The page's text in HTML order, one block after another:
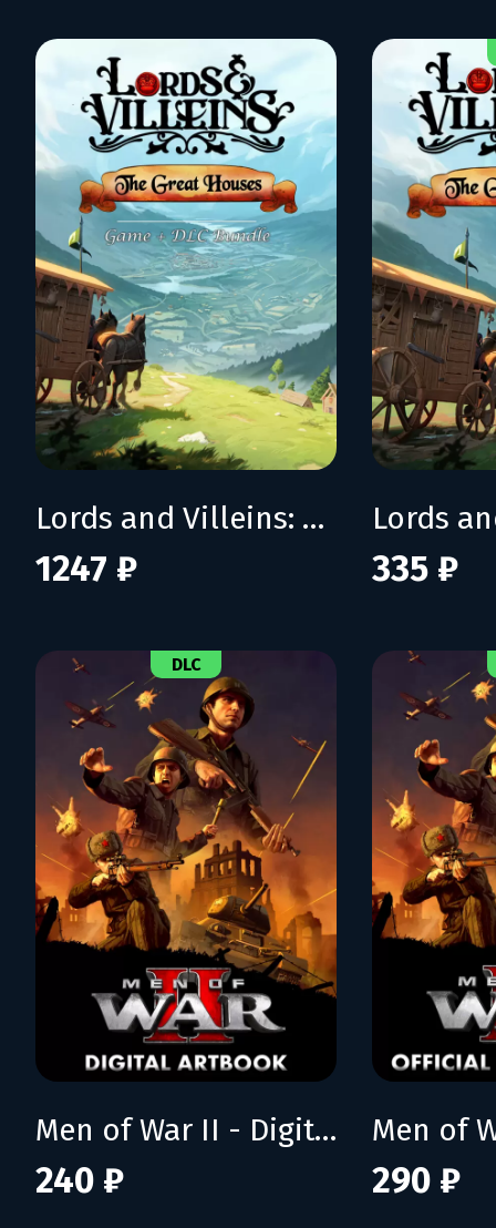
Lords and Villeins: The Great Houses Edition
1247 ₽ 335 ₽
DLC
Men of War II - Digital Artbook
240 ₽ 290 ₽